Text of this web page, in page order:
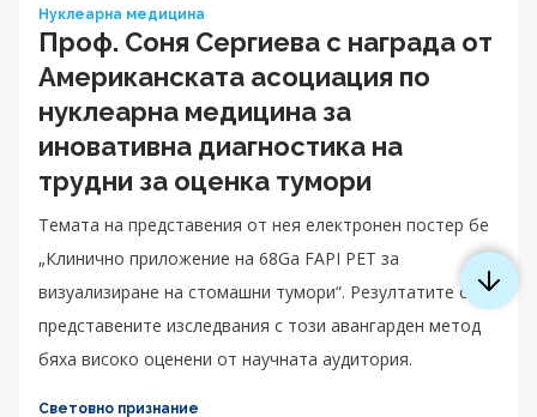
Нуклеарна медицина
Проф. Соня Сергиева с награда от
Американската асоциация по
нуклеарна медицина за
иновативна диагностика на
трудни за оценка тумори
Темата на представения от нея електронен постер бе
„Клинично приложение на 68Ga FAPI PET за
визуализиране на стомашни тумори“. Резултатите от
представените изследвания с този авангарден метод
бяха високо оценени от научната аудитория.
Световно признание